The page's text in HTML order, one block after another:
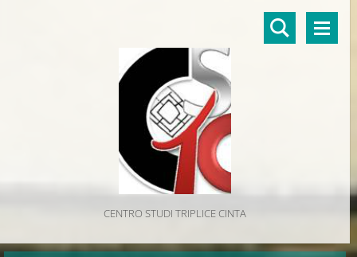
CENTRO STUDI TRIPLICE CINTA